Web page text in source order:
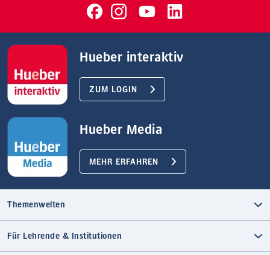
Hueber interaktiv
ZUM LOGIN
Hueber Media
MEHR ERFAHREN
Themenwelten
Für Lehrende & Institutionen